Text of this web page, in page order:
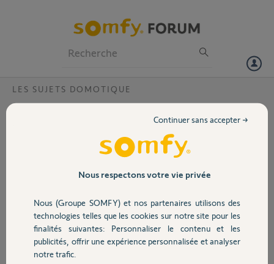
Volet
Sécurité
Domotique
LES SUJETS DOMOTIQUE
Defauts radio volets avec télécommande
Après chaque commande, ma télécommande m.indique une erreur
radio. En effet, j'ai programme 2 fois mes moteurs. (Idem article lu
Bien cordialement
Brice N.
il y a plus de 11 ans
Participer au fil de discussion
Nous respectons votre vie privée
Nous (Groupe SOMFY) et nos partenaires utilisons des
technologies telles que les cookies sur notre site pour les
finalités suivantes: Personnaliser le contenu et les
publicités, offrir une expérience personnalisée et analyser
notre trafic.
Continuer sans accepter →